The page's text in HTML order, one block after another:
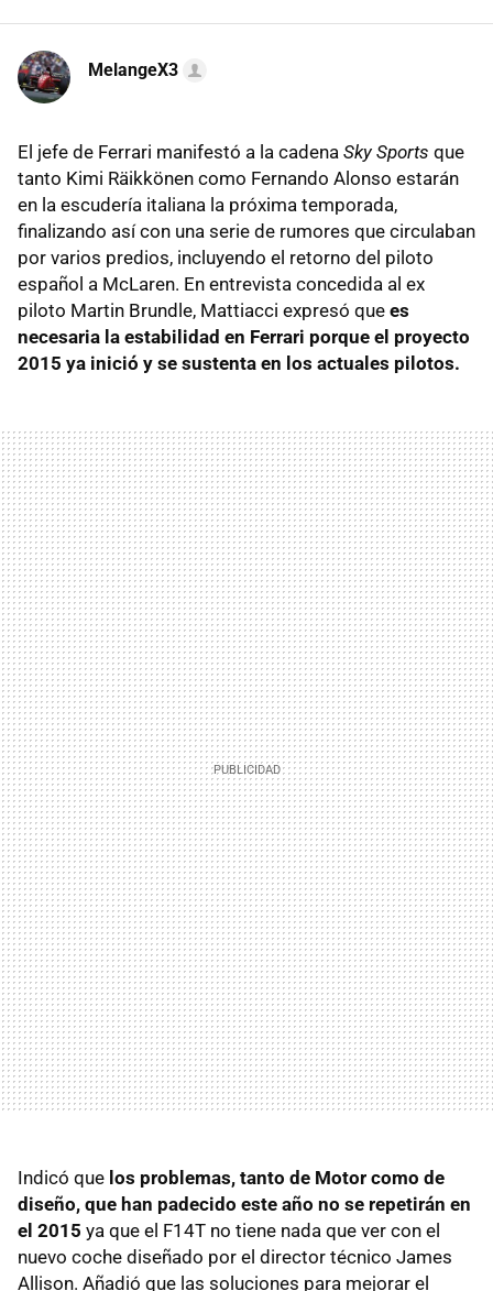
MelangeX3
El jefe de Ferrari manifestó a la cadena Sky Sports que
tanto Kimi Räikkönen como Fernando Alonso estarán
en la escudería italiana la próxima temporada,
finalizando así con una serie de rumores que circulaban
por varios predios, incluyendo el retorno del piloto
español a McLaren. En entrevista concedida al ex
piloto Martin Brundle, Mattiacci expresó que es
necesaria la estabilidad en Ferrari porque el proyecto
2015 ya inició y se sustenta en los actuales pilotos.
Indicó que los problemas, tanto de Motor como de
diseño, que han padecido este año no se repetirán en
el 2015 ya que el F14T no tiene nada que ver con el
nuevo coche diseñado por el director técnico James
Allison. Añadió que las soluciones para mejorar el